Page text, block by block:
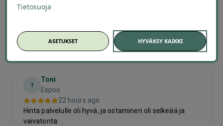
oli selkeää ja
Hyvä kokemus kasvohoidosta
Tietosuoja
ASETUKSET HYVÄKSY KAIKKI